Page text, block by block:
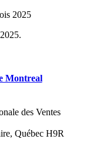
2025
Montreal
des Ventes
Québec H9R